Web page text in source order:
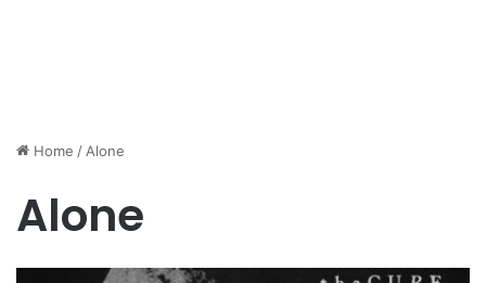
Home / Alone
Alone